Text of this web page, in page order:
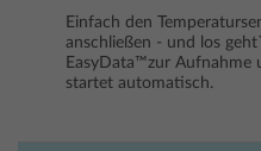
Einfach den
anschließen - und los
EasyData™zur Aufnahme
startet automatisch.